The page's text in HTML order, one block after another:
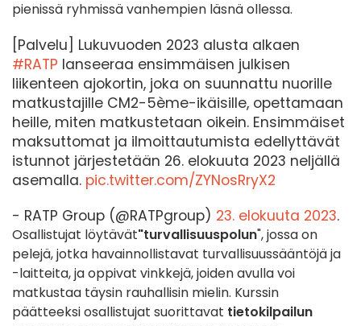
pienissä ryhmissä vanhempien läsnä ollessa.
[Palvelu] Lukuvuoden 2023 alusta alkaen
#RATP lanseeraa ensimmäisen julkisen
liikenteen ajokortin, joka on suunnattu nuorille
matkustajille CM2-5ème-ikäisille, opettamaan
heille, miten matkustetaan oikein. Ensimmäiset
maksuttomat ja ilmoittautumista edellyttävät
istunnot järjestetään 26. elokuuta 2023 neljällä
asemalla. pic.twitter.com/ZYNosRryX2
- RATP Group (@RATPgroup) 23. elokuuta 2023.
Osallistujat löytävät"turvallisuuspolun", jossa on
pelejä, jotka havainnollistavat turvallisuussääntöjä ja
-laitteita, ja oppivat vinkkejä, joiden avulla voi
matkustaa täysin rauhallisin mielin. Kurssin
päätteeksi osallistujat suorittavat tietokilpailun